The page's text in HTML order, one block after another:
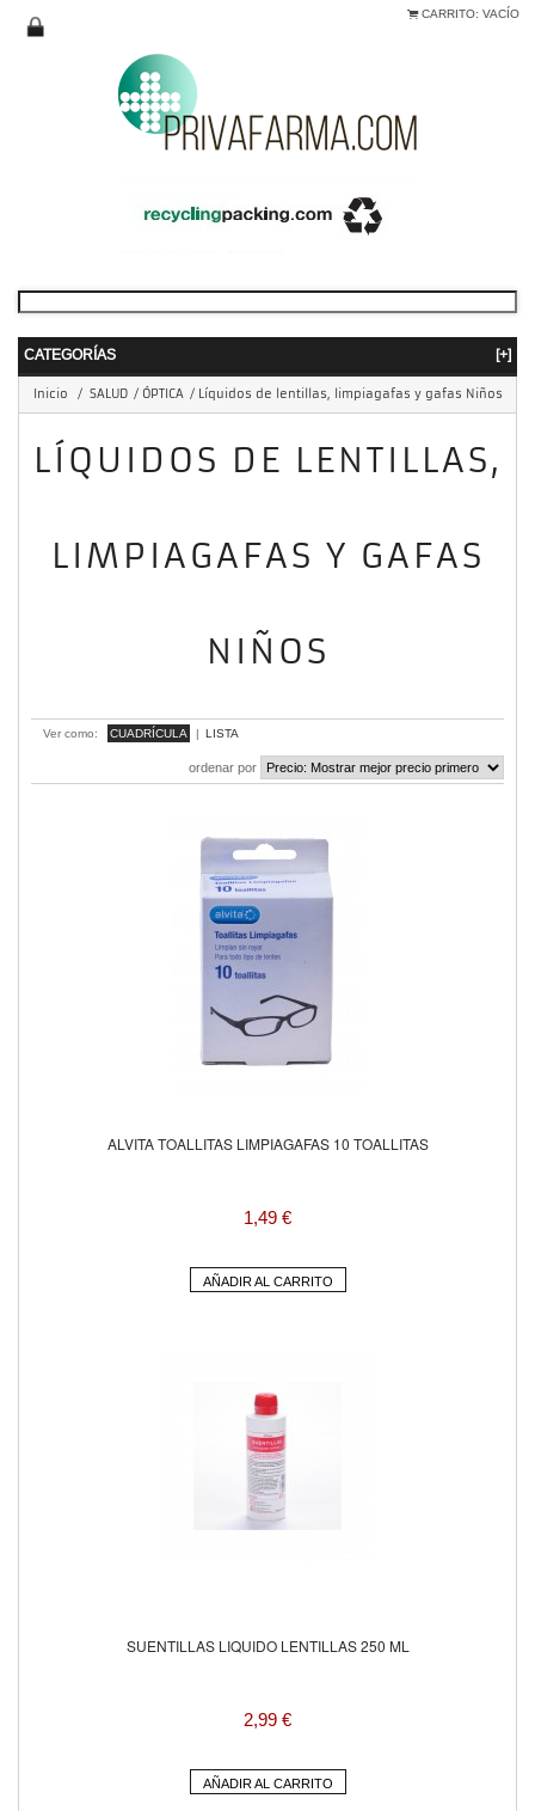
CARRITO: VACÍO
CATEGORÍAS [+]
Inicio / SALUD / ÓPTICA / Líquidos de lentillas, limpiagafas y gafas Niños
LÍQUIDOS DE LENTILLAS,
LIMPIAGAFAS Y GAFAS
NIÑOS
Ver como: CUADRÍCULA | LISTA
ordenar por
ALVITA TOALLITAS LIMPIAGAFAS 10 TOALLITAS
1,49 €
AÑADIR AL CARRITO
SUENTILLAS LIQUIDO LENTILLAS 250 ML
2,99 €
AÑADIR AL CARRITO